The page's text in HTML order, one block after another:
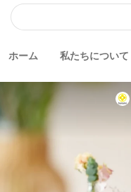
ホーム 私たちについて